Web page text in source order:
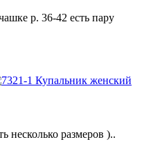
р. 36-42 есть пару
несколько размеров )..